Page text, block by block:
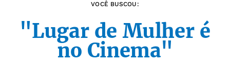
VOCÊ BUSCOU:
"Lugar de Mulher é
no Cinema"